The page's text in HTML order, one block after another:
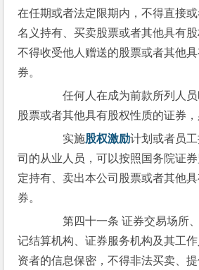
在任期或者法定限期内，不得直接
名义持有、买卖股票或者其他具有
不得收受他人赠送的股票或者其他
券。
任何人在成为前款所列人员
股票或者其他具有股权性质的证券，
实施股权激励计划或者员
司的从业人员，可以按照国务院证
定持有、卖出本公司股票或者其他
券。
第四十一条 证券交易场所
记结算机构、证券服务机构及其工
资者的信息保密，不得非法买卖、